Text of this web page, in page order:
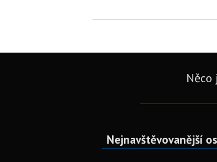
Něco
Nejnavštěvovanější